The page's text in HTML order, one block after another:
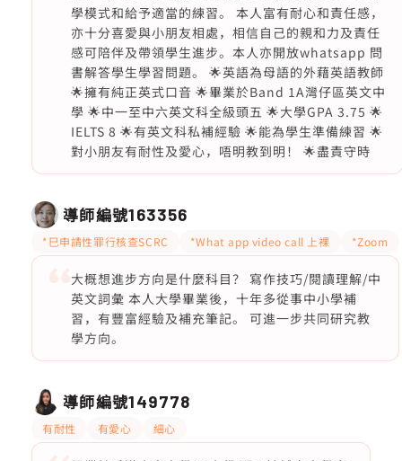
學模式和給予適當的練習。 本人富有耐心和責任感，
亦十分喜愛與小朋友相處，相信自己的親和力及責任
感可陪伴及帶領學生進步。本人亦開放whatsapp 問
書解答學生學習問題。 🌟英語為母語的外藉英語教師
🌟擁有純正英式口音 🌟畢業於Band 1A灣仔區英文中
學 🌟中一至中六英文科全級頭五 🌟大學GPA 3.75 🌟
IELTS 8 🌟有英文科私補經驗 🌟能為學生準備練習 🌟
對小朋友有耐性及愛心，唔明教到明！ 🌟盡責守時
導師編號163356
*巳申請性罪行核查SCRC *What app video call 上裸 *Zoom
大概想進步方向是什麼科目？ 寫作技巧/閱讀理解/中
英文詞彙 本人大學畢業後，十年多從事中小學補
習，有豐富經驗及補充筆記。 可進一步共同研究教
學方向。
導師編號149778
有耐性 有愛心 細心